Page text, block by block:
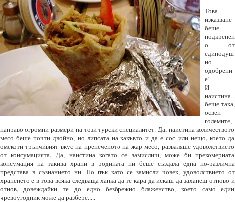
Това
изказване
беше
подкрепен
о от
единодуш
но
одобрени
е!
И
наистина
беше така,
освен
големите,
направо огромни размери на този турски специалитет. Да, наистина количеството
месо беше почти двойно, но липсата на какъвто и да е сос или нещо, което да
омекоти тръпчивият вкус на препеченото на жар месо, разваляше удоволствието
от консумацията. Да, наистина когато се замислиш, може би прекомерната
консумация на такива храни в родината ни беше създала една по-различна
представа в съзнанието ни. Но пък като се замисли човек, удоволствието от
храненето е в това всяка следваща хапка да те кара да искаш да захапеш отново и
отнов, довеждайки те до едно безбрежно блаженство, което само един
чревоугодник може да разбере.....